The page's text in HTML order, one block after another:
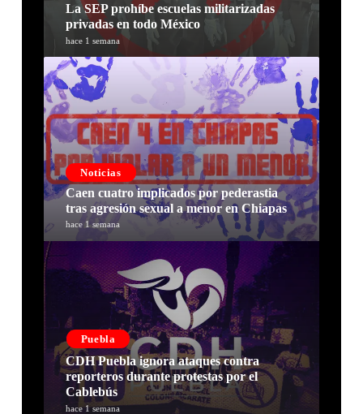
La SEP prohíbe escuelas militarizadas
privadas en todo México
hace 1 semana
Noticias
Caen cuatro implicados por pederastia
tras agresión sexual a menor en Chiapas
hace 1 semana
Puebla
CDH Puebla ignora ataques contra
reporteros durante protestas por el
Cablebús
hace 1 semana